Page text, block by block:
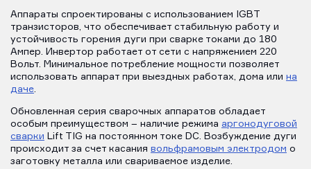
Аппараты спроектированы с использованием IGBT
транзисторов, что обеспечивает стабильную работу и
устойчивость горения дуги при сварке токами до 180
Ампер. Инвертор работает от сети с напряжением 220
Вольт. Минимальное потребление мощности позволяет
использовать аппарат при выездных работах, дома или на
даче
Обновленная серия сварочных аппаратов обладает
особым преимуществом – наличие режима аргонодуговой
сварки Lift TIG на постоянном токе DC. Возбуждение дуги
происходит за счет касания вольфрамовым электродом о
заготовку металла или свариваемое изделие.